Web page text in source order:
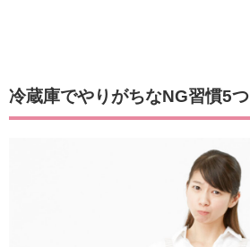
冷蔵庫でやりがちなNG習慣5つ